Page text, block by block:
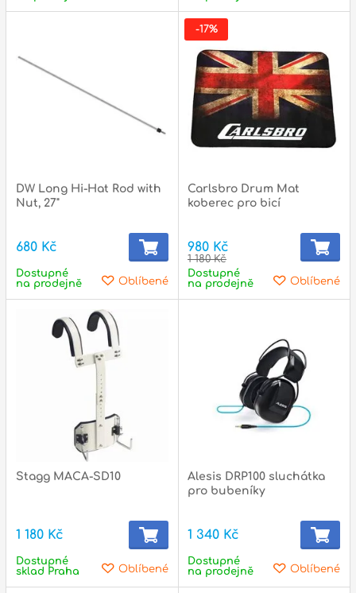
DW Long Hi-Hat Rod with
Nut, 27"
680 Kč
Oblíbené
Dostupné
na prodejně
Carlsbro Drum Mat
koberec pro bicí
980 Kč
1 180 Kč
Oblíbené
Dostupné
na prodejně
-17%
Stagg MACA-SD10
1 180 Kč
Oblíbené
Dostupné
sklad Praha
Alesis DRP100 sluchátka
pro bubeníky
1 340 Kč
Oblíbené
Dostupné
na prodejně